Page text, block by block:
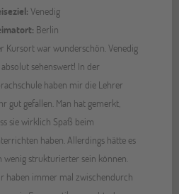
Venedig
Berlin
Kursort war wunderschön. Venedig
sehenswert! In der
haben mir die Lehrer
gut gefallen. Man hat gemerkt,
sie wirklich Spaß beim
haben. Allerdings hätte es
wenig strukturierter sein können.
haben immer mal zwischendurch